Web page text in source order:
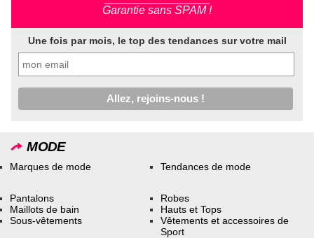
Garantie sans SPAM !
Une fois par mois, le top des tendances sur votre mail
MODE
Marques de mode Tendances de mode
Pantalons
Maillots de bain
Sous-vêtements
Robes
Hauts et Tops
Vêtements et accessoires de
Sport